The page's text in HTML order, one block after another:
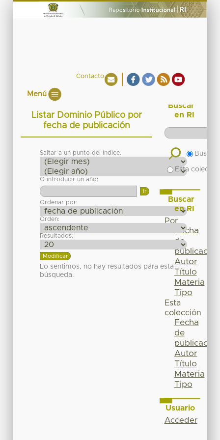
Contacto
Menú
Listar Dominio Público por
fecha de publicación
Saltar a un punto del índice:
O introducir un año:
Ordenar por:
Orden:
Resultados:
Lo sentimos, no hay resultados para esta
búsqueda.
Buscar
en RI
Buscar
Esta
Buscar
en RI
Por
Fecha
de
publicación
Autor
Título
Materia
Tipo
Esta
colección
Fecha
de
publicación
Autor
Título
Materia
Tipo
Usuario
Acceder